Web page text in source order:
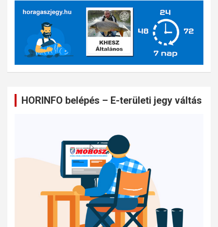
HORINFO belépés – E-területi jegy váltás